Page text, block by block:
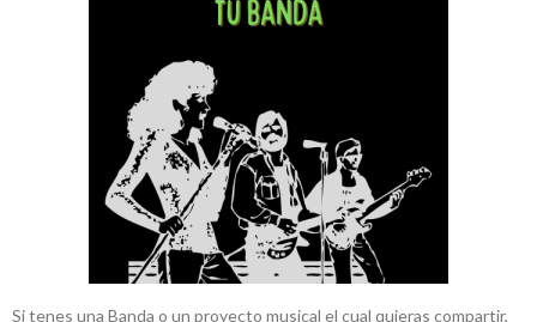
Si tenes una Banda o un proyecto musical el cual quieras compartir,